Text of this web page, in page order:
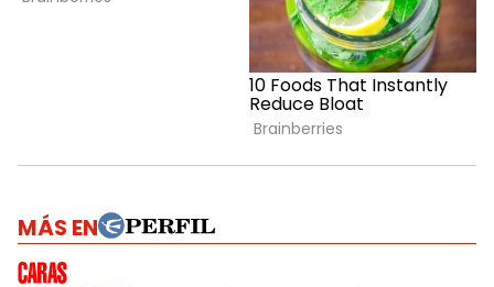
MÁS EN